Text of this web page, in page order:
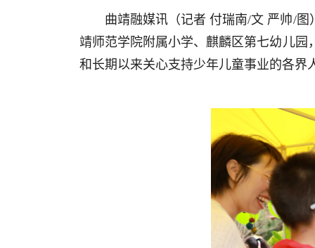
曲靖融媒讯（记者 付瑞南/文 严帅/
靖师范学院附属小学、麒麟区第七幼儿
和长期以来关心支持少年儿童事业的各界